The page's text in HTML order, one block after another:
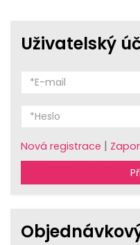
Uživatelský
Nová registrace |